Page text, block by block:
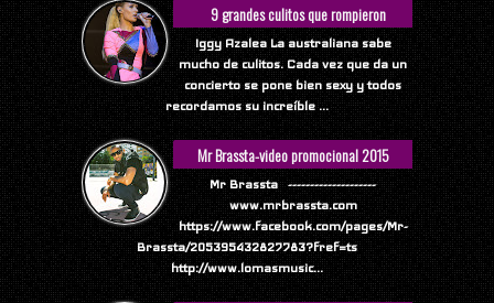
9 grandes culitos que rompieron
Internet
Iggy Azalea La australiana sabe
mucho de culitos. Cada vez que da un
concierto se pone bien sexy y todos
recordamos su increíble ...
Mr Brassta-video promocional 2015
Mr Brassta --------------------
www.mrbrassta.com
https://www.facebook.com/pages/Mr-
Brassta/205395432827783?fref=ts
http://www.lomasmusic...